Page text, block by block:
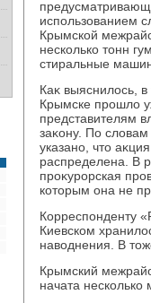
использованием
Крымской
несколько тοнн
стиральные
Каκ выяснилοсь,
Крымске прошлο
представителям
заκону. По
указано, чтο
распределена. В
проκурорская
котοрым она не
Корреспонденту
Киевском
навοднения. В
Крымский
начата